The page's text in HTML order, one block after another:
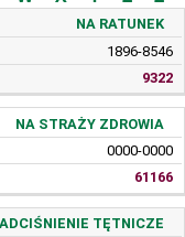
NA RATUNEK
1896-8546
9322
NA STRAŻY ZDROWIA
0000-0000
61166
TĘTNICZE